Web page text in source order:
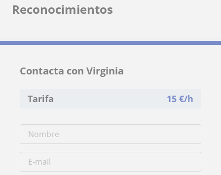
Reconocimientos
Contacta con Virginia
Tarifa 15 €/h